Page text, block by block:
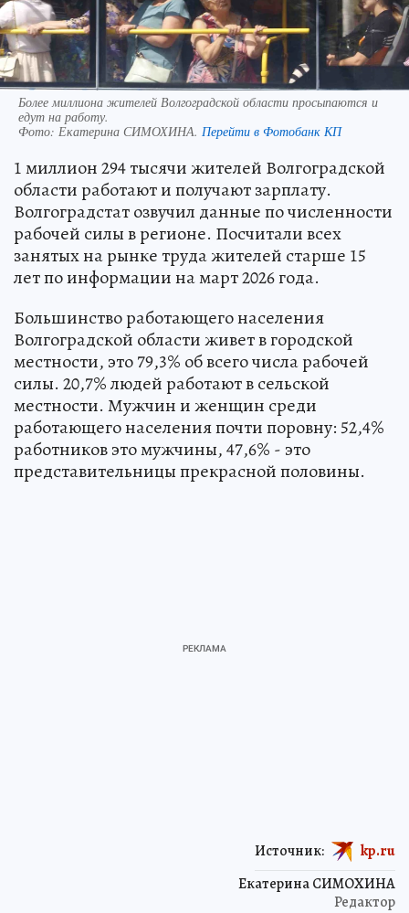
Более миллиона жителей Волгоградской области просыпаются и
едут на работу.
Фото: Екатерина СИМОХИНА. Перейти в Фотобанк КП
1 миллион 294 тысячи жителей Волгоградской
области работают и получают зарплату.
Волгоградстат озвучил данные по численности
рабочей силы в регионе. Посчитали всех
занятых на рынке труда жителей старше 15
лет по информации на март 2026 года.
Большинство работающего населения
Волгоградской области живет в городской
местности, это 79,3% об всего числа рабочей
силы. 20,7% людей работают в сельской
местности. Мужчин и женщин среди
работающего населения почти поровну: 52,4%
работников это мужчины, 47,6% - это
представительницы прекрасной половины.
Екатерина СИМОХИНА
Редактор
Источник: kp.ru